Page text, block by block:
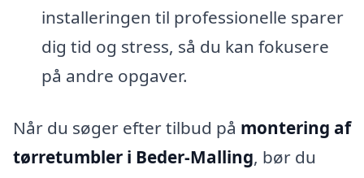
installeringen til professionelle sparer
dig tid og stress, så du kan fokusere
på andre opgaver.
Når du søger efter tilbud på montering af
tørretumbler i Beder-Malling, bør du